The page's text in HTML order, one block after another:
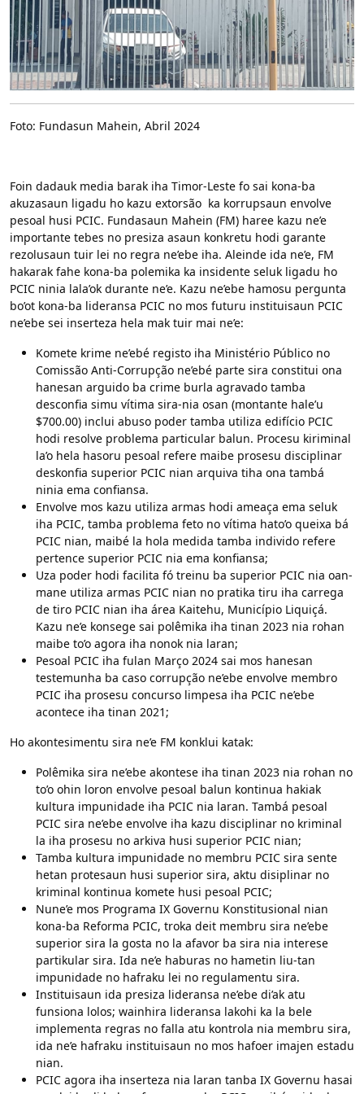
Foto: Fundasun Mahein, Abril 2024
Foin dadauk media barak iha Timor-Leste fo sai kona-ba
akuzasaun ligadu ho kazu extorsão ka korrupsaun envolve
pesoal husi PCIC. Fundasaun Mahein (FM) haree kazu ne’e
importante tebes no presiza asaun konkretu hodi garante
rezolusaun tuir lei no regra ne’ebe iha. Aleinde ida ne’e, FM
hakarak fahe kona-ba polemika ka insidente seluk ligadu ho
PCIC ninia lala’ok durante ne’e. Kazu ne’ebe hamosu pergunta
bo’ot kona-ba lideransa PCIC no mos futuru instituisaun PCIC
ne’ebe sei inserteza hela mak tuir mai ne’e:
Komete krime ne’ebé registo iha Ministério Público no
Comissão Anti-Corrupção ne’ebé parte sira constitui ona
hanesan arguido ba crime burla agravado tamba
desconfia simu vítima sira-nia osan (montante hale’u
$700.00) inclui abuso poder tamba utiliza edifício PCIC
hodi resolve problema particular balun. Procesu kiriminal
la’o hela hasoru pesoal refere maibe prosesu disciplinar
deskonfia superior PCIC nian arquiva tiha ona tambá
ninia ema confiansa.
Envolve mos kazu utiliza armas hodi ameaça ema seluk
iha PCIC, tamba problema feto no vítima hato’o queixa bá
PCIC nian, maibé la hola medida tamba individo refere
pertence superior PCIC nia ema konfiansa;
Uza poder hodi facilita fó treinu ba superior PCIC nia oan-
mane utiliza armas PCIC nian no pratika tiru iha carrega
de tiro PCIC nian iha área Kaitehu, Município Liquiçá.
Kazu ne’e konsege sai polêmika iha tinan 2023 nia rohan
maibe to’o agora iha nonok nia laran;
Pesoal PCIC iha fulan Março 2024 sai mos hanesan
testemunha ba caso corrupção ne’ebe envolve membro
PCIC iha prosesu concurso limpesa iha PCIC ne’ebe
acontece iha tinan 2021;
Ho akontesimentu sira ne’e FM konklui katak:
Polêmika sira ne’ebe akontese iha tinan 2023 nia rohan no
to’o ohin loron envolve pesoal balun kontinua hakiak
kultura impunidade iha PCIC nia laran. Tambá pesoal
PCIC sira ne’ebe envolve iha kazu disciplinar no kriminal
la iha prosesu no arkiva husi superior PCIC nian;
Tamba kultura impunidade no membru PCIC sira sente
hetan protesaun husi superior sira, aktu disiplinar no
kriminal kontinua komete husi pesoal PCIC;
Nune’e mos Programa IX Governu Konstitusional nian
kona-ba Reforma PCIC, troka deit membru sira ne’ebe
superior sira la gosta no la afavor ba sira nia interese
partikular sira. Ida ne’e haburas no hametin liu-tan
impunidade no hafraku lei no regulamentu sira.
Instituisaun ida presiza lideransa ne’ebe di’ak atu
funsiona lolos; wainhira lideransa lakohi ka la bele
implementa regras no falla atu kontrola nia membru sira,
ida ne’e hafraku instituisaun no mos hafoer imajen estadu
nian.
PCIC agora iha inserteza nia laran tanba IX Governu hasai